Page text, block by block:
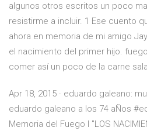
algunos otros escritos un poco
resistirme a incluir. 1 Ese cuento
ahora en memoria de mi amigo
el nacimiento del primer hijo.
comer así un poco de la carne
Apr 18, 2015 · eduardo galeano:
eduardo galeano a los 74 aÑos
Memoria del Fuego I "LOS